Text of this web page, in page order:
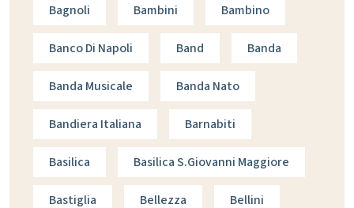
Bagnoli Bambini Bambino
Banco Di Napoli Band Banda
Banda Musicale Banda Nato
Bandiera Italiana Barnabiti
Basilica Basilica S.giovanni Maggiore
Bastiglia Bellezza Bellini